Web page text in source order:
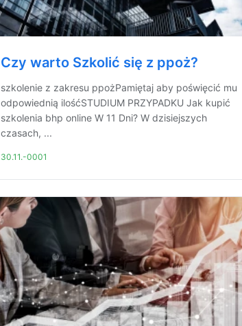
Czy warto Szkolić się z ppoż?
szkolenie z zakresu ppożPamiętaj aby poświęcić mu
odpowiednią ilośćSTUDIUM PRZYPADKU Jak kupić
szkolenia bhp online W 11 Dni? W dzisiejszych
czasach, ...
30.11.-0001